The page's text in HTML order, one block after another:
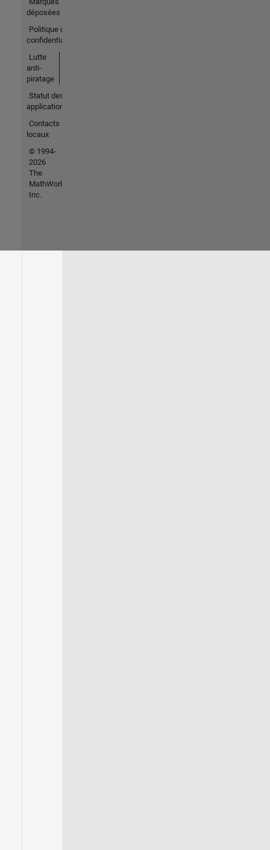
déposées
Politique de
confidentialité
Lutte
anti-
piratage
Statut des
applications
Contacts
locaux
© 1994-
2026
The
MathWorks,
Inc.